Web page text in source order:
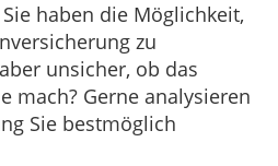
haben die Möglichkeit,
zu
unsicher, ob das
mach? Gerne analysieren
Sie bestmöglich